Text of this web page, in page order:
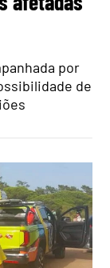
por
de